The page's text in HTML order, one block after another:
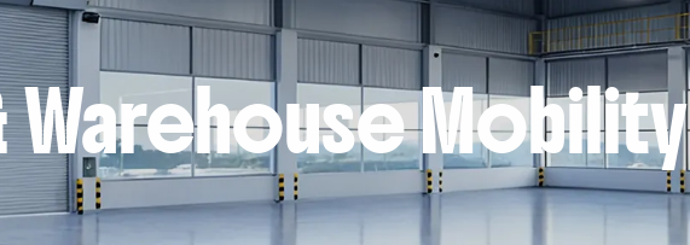
Warehouse Mobility